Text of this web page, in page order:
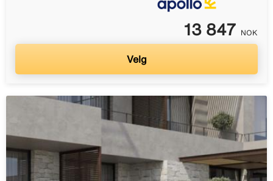
13 847 NOK
Velg